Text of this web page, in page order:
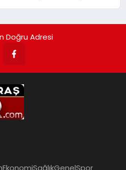
Doğru Adresi
EkonomiSağlıkGenelSpor